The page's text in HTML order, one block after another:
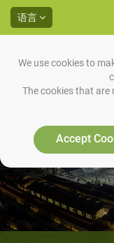
We use cookies to
The cookies that are
Accept
语言
什么是伊